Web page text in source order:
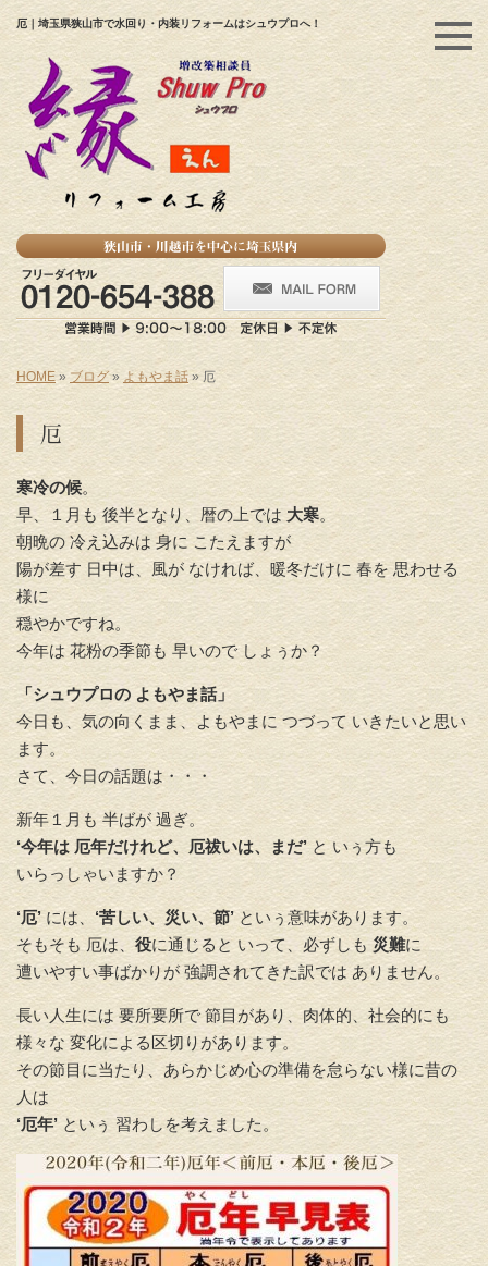
厄｜埼玉県狭山市で水回り・内装リフォームはシュウプロへ！
HOME » ブログ» よもやま話 » 厄
厄
寒冷の候。
早、１月も 後半となり、暦の上では 大寒。
朝晩の 冷え込みは 身に こたえますが
陽が差す 日中は、風が なければ、暖冬だけに 春を 思わせる
様に
穏やかですね。
今年は 花粉の季節も 早いので しょぅか？
「シュウプロの よもやま話」
今日も、気の向くまま、よもやまに つづって いきたいと思い
ます。
さて、今日の話題は・・・
新年１月も 半ばが 過ぎ。
‘今年は 厄年だけれど、厄祓いは、まだ’ と いぅ方も
いらっしゃいますか？
‘厄’ には、 ‘苦しい、災い、節’ といぅ意味があります。
そもそも 厄は、役に通じると いって、必ずしも 災難に
遭いやすい事ばかりが 強調されてきた訳では ありません。
長い人生には 要所要所で 節目があり、肉体的、社会的にも
様々な 変化による区切りがあります。
その節目に当たり、あらかじめ心の準備を怠らない様に昔の
人は
‘厄年’ といぅ 習わしを考えました。